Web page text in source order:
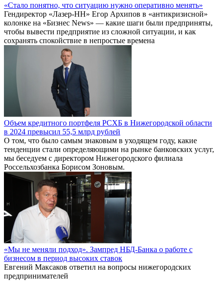
«Стало понятно, что ситуацию нужно оперативно менять»
Гендиректор «Лазер-НН» Егор Архипов в «антикризисной»
колонке на «Бизнес News» — какие шаги были предприняты,
чтобы вывести предприятие из сложной ситуации, и как
сохранять спокойствие в непростые времена
Объем кредитного портфеля РСХБ в Нижегородской области
в 2024 превысил 55,5 млрд рублей
О том, что было самым знаковым в уходящем году, какие
тенденции стали определяющими на рынке банковских услуг,
мы беседуем с директором Нижегородского филиала
Россельхозбанка Борисом Зоновым.
«Мы не меняли подход». Зампред НБД-Банка о работе с
бизнесом в период высоких ставок
Евгений Максаков ответил на вопросы нижегородских
предпринимателей